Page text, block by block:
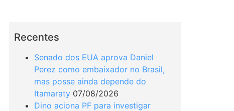
Recentes
Senado dos EUA aprova Daniel
Perez como embaixador no Brasil,
mas posse ainda depende do
Itamaraty 07/08/2026
Dino aciona PF para investigar